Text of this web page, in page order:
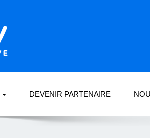
DEVENIR PARTENAIRE